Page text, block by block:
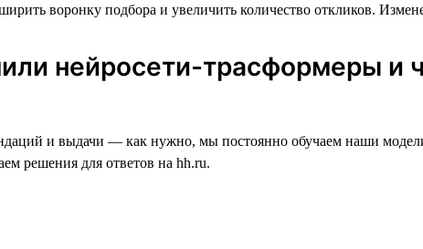
воронку подбора и увеличить количество откликов.
нейросети-трасформеры и
и выдачи — как нужно, мы постоянно обучаем наши
решения для ответов на hh.ru.